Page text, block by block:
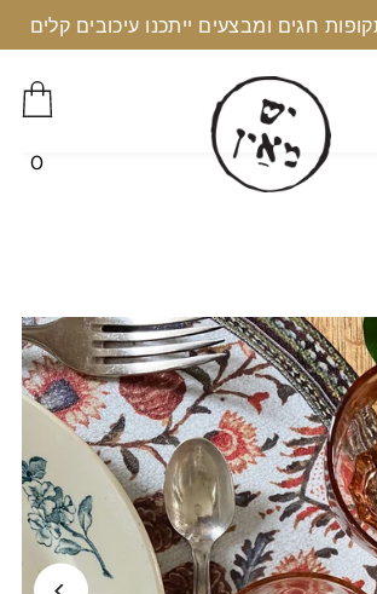
חגים ומבצעים ייתכנו עיכובים קלים
0